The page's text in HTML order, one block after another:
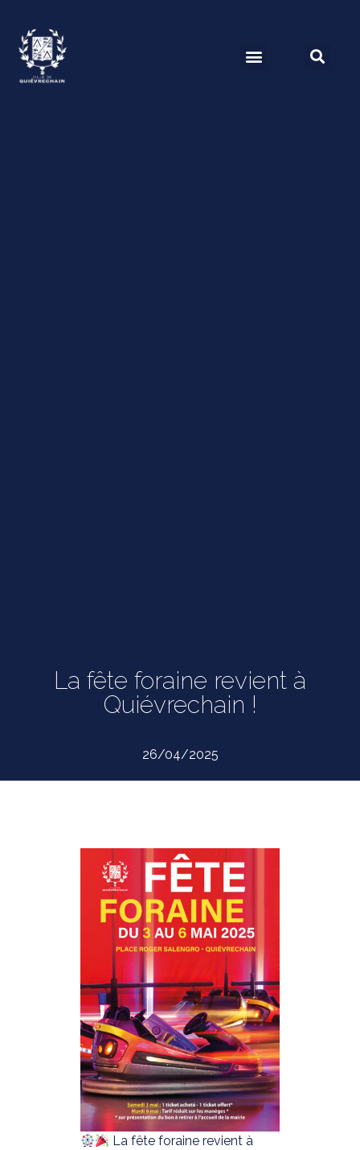
La fête foraine revient à
Quiévrechain !
26/04/2025
La fête foraine revient à